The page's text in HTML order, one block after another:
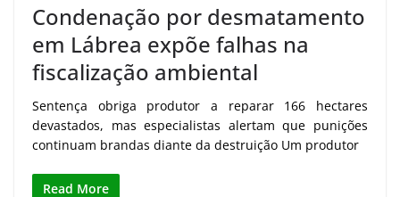
Condenação por desmatamento
em Lábrea expõe falhas na
fiscalização ambiental
Sentença obriga produtor a reparar 166 hectares
devastados, mas especialistas alertam que punições
continuam brandas diante da destruição Um produtor
Read More